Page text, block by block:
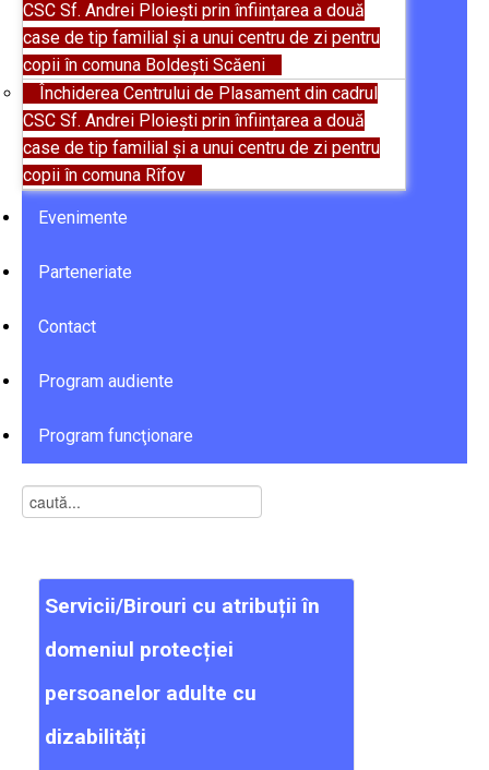
CSC Sf. Andrei Ploiești prin înființarea a două
case de tip familial și a unui centru de zi pentru
copii în comuna Boldești Scăeni
Închiderea Centrului de Plasament din cadrul
CSC Sf. Andrei Ploiești prin înființarea a două
case de tip familial și a unui centru de zi pentru
copii în comuna Rîfov
Evenimente
Parteneriate
Contact
Program audiente
Program funcţionare
Servicii/Birouri cu atribuții în
domeniul protecției
persoanelor adulte cu
dizabilități